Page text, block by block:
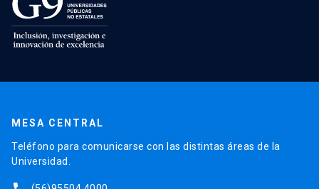
MESA CENTRAL
Teléfono para comunicarse con las distintas áreas de la
Universidad.